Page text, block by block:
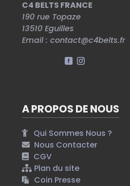
C4 BELTS FRANCE
190 rue Topaze
13510 Eguilles
Email : contact@c4belts.fr
A PROPOS DE NOUS
Qui Sommes Nous ?
Nous Contacter
CGV
Plan du site
Coin Presse